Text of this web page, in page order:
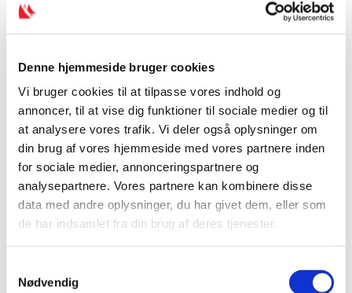
Denne hjemmeside bruger cookies
Vi bruger cookies til at tilpasse vores indhold og
annoncer, til at vise dig funktioner til sociale medier og til
at analysere vores trafik. Vi deler også oplysninger om
din brug af vores hjemmeside med vores partnere inden
for sociale medier, annonceringspartnere og
analysepartnere. Vores partnere kan kombinere disse
data med andre oplysninger, du har givet dem, eller som
de har indsamlet fra din brug af deres tjenester.
Nødvendig